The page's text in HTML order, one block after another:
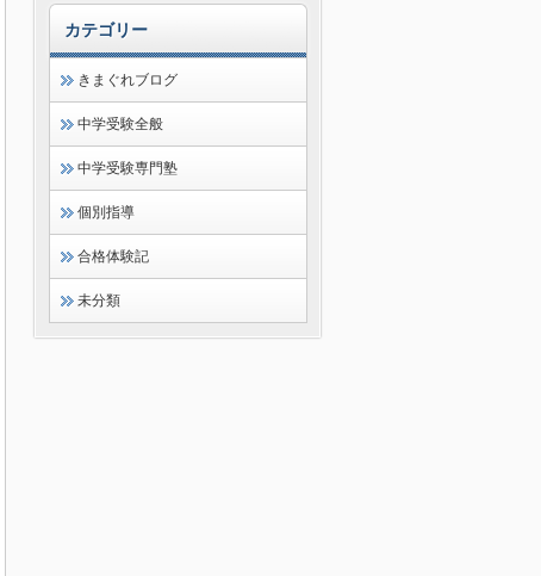
カテゴリー
きまぐれブログ
中学受験全般
中学受験専門塾
個別指導
合格体験記
未分類